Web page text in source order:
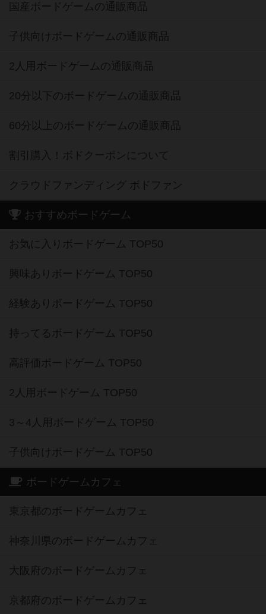
国産ボードゲームの通販商品
子供向けボードゲームの通販商品
2人用ボードゲームの通販商品
20分以下のボードゲームの通販商品
60分以上のボードゲームの通販商品
割引購入！ボドクーポンについて
クラウドファンディング ボドファン
おすすめボードゲーム
お気に入りボードゲーム TOP50
興味ありボードゲーム TOP50
経験ありボードゲーム TOP50
持ってるボードゲーム TOP50
高評価ボードゲーム TOP50
2人用ボードゲーム TOP50
3～4人用ボードゲーム TOP50
子供向けボードゲーム TOP50
ボードゲームカフェ
東京都のボードゲームカフェ
神奈川県のボードゲームカフェ
大阪府のボードゲームカフェ
京都府のボードゲームカフェ